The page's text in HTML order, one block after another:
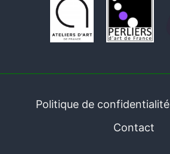
Politique de confidentialité
Contact